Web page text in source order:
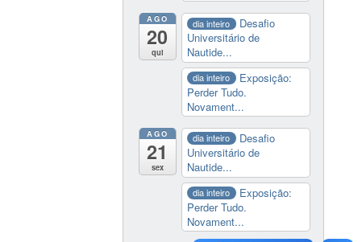
AGO
20
qui
dia inteiro
Desafio
Universitário de
Nautide...
dia inteiro
Exposição:
Perder Tudo.
Novament...
AGO
21
sex
dia inteiro
Desafio
Universitário de
Nautide...
dia inteiro
Exposição:
Perder Tudo.
Novament...